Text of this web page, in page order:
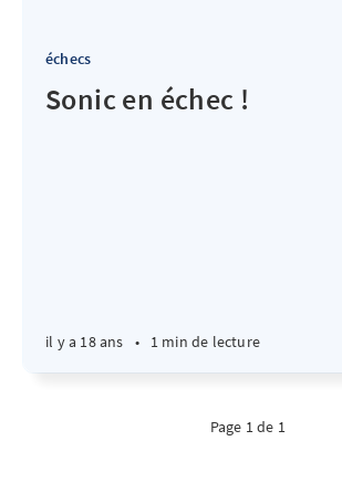
échecs
Sonic en échec !
il y a 18 ans • 1 min de lecture
Page 1 de 1